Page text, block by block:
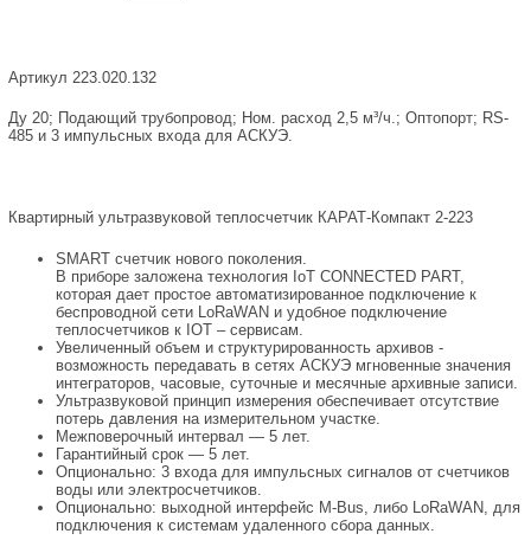
Артикул 223.020.132
Ду 20; Подающий трубопровод; Ном. расход 2,5 м³/ч.; Оптопорт; RS-
485 и 3 импульсных входа для АСКУЭ.
Квартирный ультразвуковой теплосчетчик КАРАТ-Компакт 2-223
SMART счетчик нового поколения.
В приборе заложена технология IoT CONNECTED PART,
которая дает простое автоматизированное подключение к
беспроводной сети LoRaWAN и удобное подключение
теплосчетчиков к IOT – сервисам.
Увеличенный объем и структурированность архивов -
возможность передавать в сетях АСКУЭ мгновенные значения
интеграторов, часовые, суточные и месячные архивные записи.
Ультразвуковой принцип измерения обеспечивает отсутствие
потерь давления на измерительном участке.
Межповерочный интервал — 5 лет.
Гарантийный срок — 5 лет.
Опционально: 3 входа для импульсных сигналов от счетчиков
воды или электросчетчиков.
Опционально: выходной интерфейс M-Bus, либо LoRaWAN, для
подключения к системам удаленного сбора данных.